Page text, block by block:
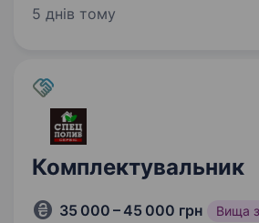
обліку. Обов’язки: Прийом, відправка
5 днів тому
Комплектувальник
35 000 – 45 000 грн Вища